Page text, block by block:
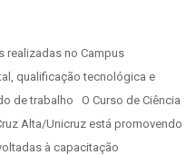
realizadas no Campus
qualificação tecnológica e
de trabalho O Curso de Ciência
Alta/Unicruz está promovendo
à capacitação